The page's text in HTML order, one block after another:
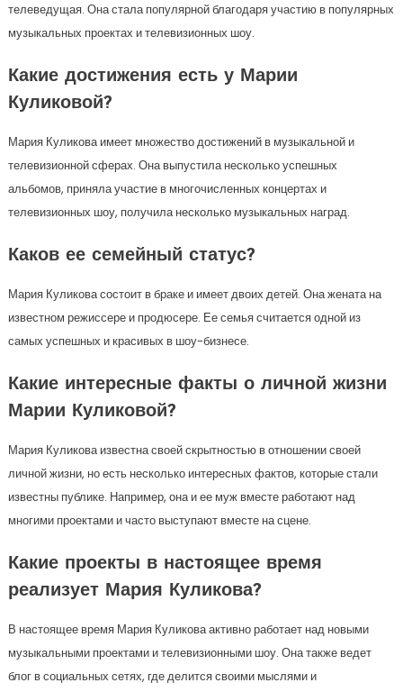
телеведущая. Она стала популярной благодаря участию в популярных
музыкальных проектах и телевизионных шоу.
Какие достижения есть у Марии
Куликовой?
Мария Куликова имеет множество достижений в музыкальной и
телевизионной сферах. Она выпустила несколько успешных
альбомов, приняла участие в многочисленных концертах и
телевизионных шоу, получила несколько музыкальных наград.
Каков ее семейный статус?
Мария Куликова состоит в браке и имеет двоих детей. Она жената на
известном режиссере и продюсере. Ее семья считается одной из
самых успешных и красивых в шоу-бизнесе.
Какие интересные факты о личной жизни
Марии Куликовой?
Мария Куликова известна своей скрытностью в отношении своей
личной жизни, но есть несколько интересных фактов, которые стали
известны публике. Например, она и ее муж вместе работают над
многими проектами и часто выступают вместе на сцене.
Какие проекты в настоящее время
реализует Мария Куликова?
В настоящее время Мария Куликова активно работает над новыми
музыкальными проектами и телевизионными шоу. Она также ведет
блог в социальных сетях, где делится своими мыслями и